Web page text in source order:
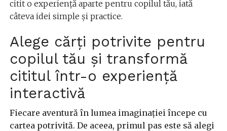
citit o experiență aparte pentru copilul tău, iată
câteva idei simple și practice.
Alege cărți potrivite pentru
copilul tău și transformă
cititul într-o experiență
interactivă
Fiecare aventură în lumea imaginației începe cu
cartea potrivită. De aceea, primul pas este să alegi